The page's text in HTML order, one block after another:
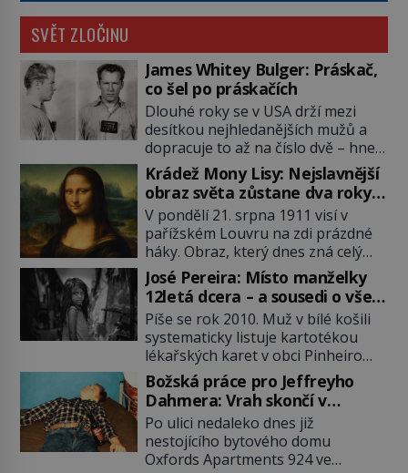
SVĚT ZLOČINU
James Whitey Bulger: Práskač,
co šel po práskačích
Dlouhé roky se v USA drží mezi
desítkou nejhledanějších mužů a
dopracuje to až na číslo dvě – hned
po Usámovi bin Ládinovi (1957–
2011). To je James „Whitey“ Bulger
(1929–2018) viněný ze spoluúčasti
na 19 vraždách, vydírání a lichvy. A
samozřejmě, krom toho je ještě
drogový dealer, který neváhá
odstranit z cesty všechny práskače,
zatímco […]
Krádež Mony Lisy: Nejslavnější
obraz světa zůstane dva roky
nezvěstný
V pondělí 21. srpna 1911 visí v
pařížském Louvru na zdi prázdné
háky. Obraz, který dnes zná celý
svět, je pryč. Zpočátku si nikdo
nemyslí, že jde o krádež.
Zaměstnanci jsou přesvědčeni, že
Mona Lisa je jen v restaurátorské
dílně nebo u fotografa. Když se
ukáže pravda, propukne jeden z
největších honů na zloděje v […]
José Pereira: Místo manželky
12letá dcera – a sousedi o všem
vědí!
Píše se rok 2010. Muž v bílé košili
systematicky listuje kartotékou
lékařských karet v obci Pinheiro
ležící asi 20 kilometrů od farmy s
podivínským majitelem. Něco tu
nesedí. Ledaže… Ledaže by ta
mladá dívka z farmy byla ne
manželkou, ale dcerou – a všechny
ty děti byly zplozené v incestu. Na
Božská práce pro Jeffreyho
Dahmera: Vrah skončí v
tratolišti krve ve vězeňských
umývárnách
Po ulici nedaleko dnes již
nestojícího bytového domu
Oxfords Apartments 924 ve